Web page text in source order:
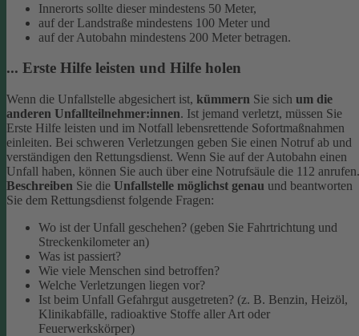
Innerorts sollte dieser mindestens 50 Meter,
auf der Landstraße mindestens 100 Meter und
auf der Autobahn mindestens 200 Meter betragen.
... Erste Hilfe leisten und Hilfe holen
Wenn die Unfallstelle abgesichert ist, kümmern Sie sich um die
anderen Unfallteilnehmer:innen. Ist jemand verletzt, müssen Sie
Erste Hilfe leisten und im Notfall lebensrettende Sofortmaßnahmen
einleiten. Bei schweren Verletzungen geben Sie einen Notruf ab und
verständigen den Rettungsdienst. Wenn Sie auf der Autobahn einen
Unfall haben, können Sie auch über eine Notrufsäule die 112 anrufen.
Beschreiben Sie die Unfallstelle möglichst genau und beantworten
Sie dem Rettungsdienst folgende Fragen:
Wo ist der Unfall geschehen? (geben Sie Fahrtrichtung und
Streckenkilometer an)
Was ist passiert?
Wie viele Menschen sind betroffen?
Welche Verletzungen liegen vor?
Ist beim Unfall Gefahrgut ausgetreten? (z. B. Benzin, Heizöl,
Klinikabfälle, radioaktive Stoffe aller Art oder
Feuerwerkskörper)